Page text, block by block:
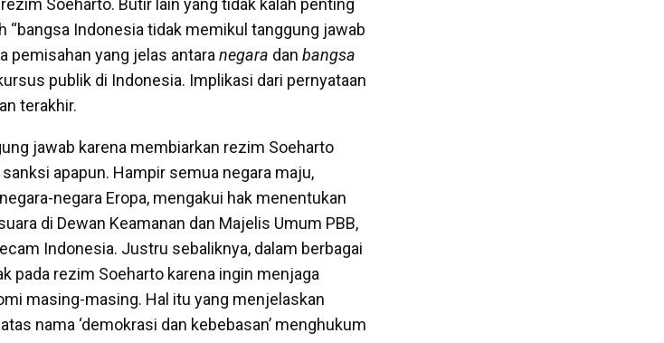
“bangsa Indonesia tidak memikul tanggung jawab
pemisahan yang jelas antara negara dan bangsa
publik di Indonesia. Implikasi dari pernyataan
terakhir.
jawab karena membiarkan rezim Soeharto
apapun. Hampir semua negara maju,
negara Eropa, mengakui hak menentukan
di Dewan Keamanan dan Majelis Umum PBB,
Indonesia. Justru sebaliknya, dalam berbagai
pada rezim Soeharto karena ingin menjaga
masing-masing. Hal itu yang menjelaskan
nama ‘demokrasi dan kebebasan’ menghukum